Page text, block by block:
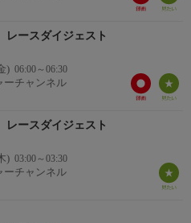
ースダイジェスト
) 06:00～06:30
ーチャンネル
ースダイジェスト
) 03:00～03:30
ーチャンネル